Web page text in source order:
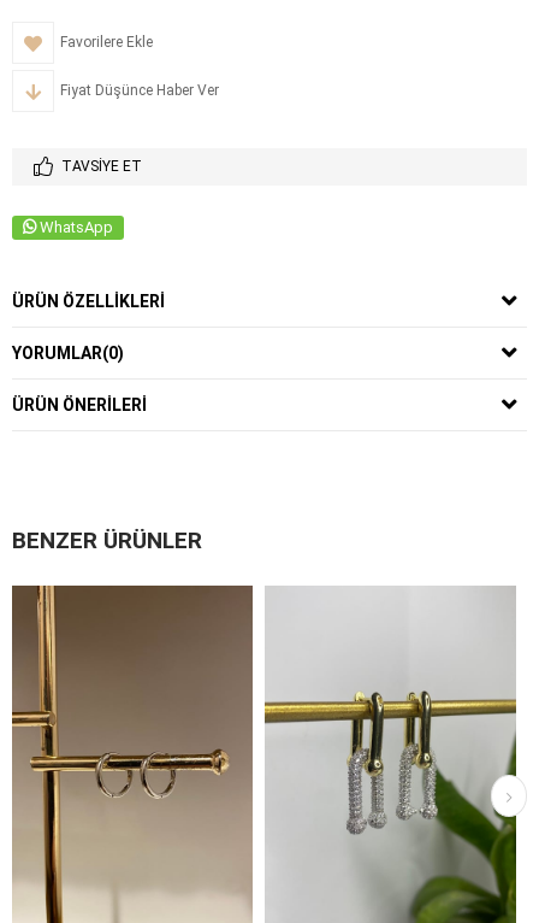
Favorilere Ekle
Fiyat Düşünce Haber Ver
TAVSIYE ET
WhatsApp
ÜRÜN ÖZELLIKLERI
YORUMLAR(0)
ÜRÜN ÖNERILERI
BENZER ÜRÜNLER